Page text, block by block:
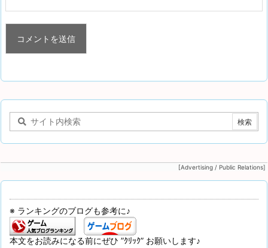
[Advertising / Public Relations]
※ ランキングのブログも参考に♪
本文をお読みになる前にぜひ ”ｸﾘｯｸ” お願いします♪